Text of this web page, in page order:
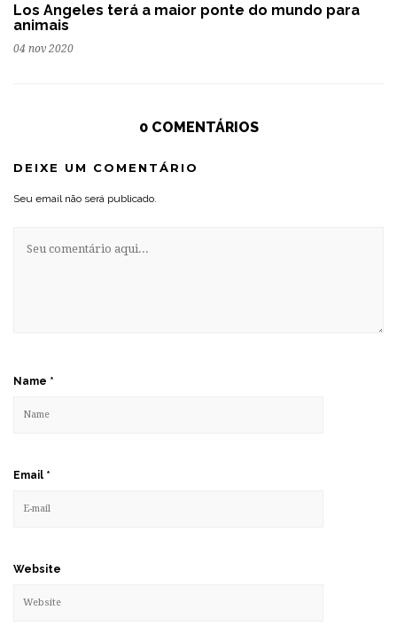
Los Angeles terá a maior ponte do mundo para
animais
04 nov 2020
0 COMENTÁRIOS
DEIXE UM COMENTÁRIO
Seu email não será publicado.
Name *
Email *
Website